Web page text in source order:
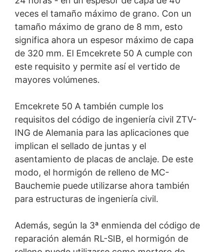
veces el tamaño máximo de grano. Con un
tamaño máximo de grano de 8 mm, esto
significa ahora un espesor máximo de capa
de 320 mm. El Emcekrete 50 A cumple con
este requisito y permite así el vertido de
mayores volúmenes.
Emcekrete 50 A también cumple los
requisitos del código de ingeniería civil ZTV-
ING de Alemania para las aplicaciones que
implican el sellado de juntas y el
asentamiento de placas de anclaje. De este
modo, el hormigón de relleno de MC-
Bauchemie puede utilizarse ahora también
para estructuras de ingeniería civil.
Además, según la 3ª enmienda del código de
reparación alemán RL-SIB, el hormigón de